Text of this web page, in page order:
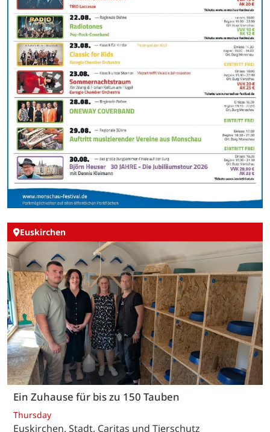
Euskirchen
Ein Zuhause für bis zu 150 Tauben
Thursday
Euskirchen. Stadt, Caritas und Tierschutz